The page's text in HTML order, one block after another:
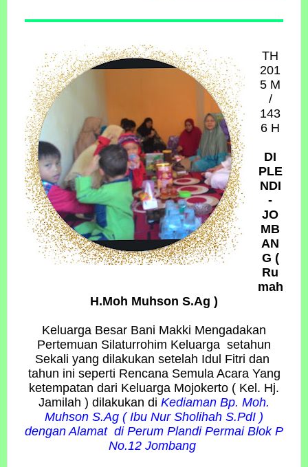
TH
201
5 M
/
143
6 H
DI
PLE
NDI
-
JO
MB
AN
G (
Ru
mah
H.Moh Muhson S.Ag )
Keluarga Besar Bani Makki Mengadakan
Pertemuan Silaturrohim Keluarga setahun
Sekali yang dilakukan setelah Idul Fitri dan
tahun ini seperti Rencana Semula Acara Yang
ketempatan dari Keluarga Mojokerto ( Kel. Hj.
Jamilah ) dilakukan di Kediaman Bp. Moh.
Muhson S.Ag ( Ibu Nur Sholihah S.PdI )
dengan Alamat di Perum Plandi Permai Blok P
No.12 Jombang